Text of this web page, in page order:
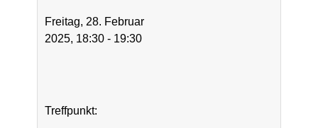
Freitag, 28. Februar
2025, 18:30 - 19:30
Treffpunkt: